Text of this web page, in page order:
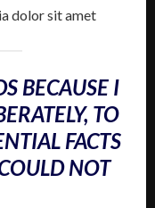
dolor sit amet
BECAUSE I
TO
FACTS
NOT